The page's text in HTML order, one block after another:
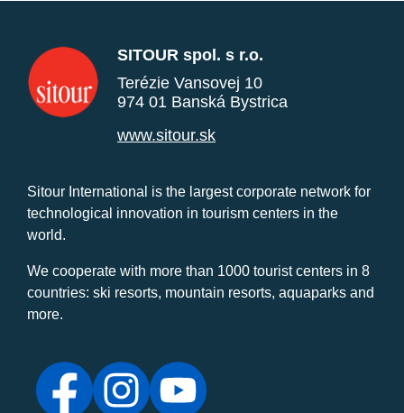
SITOUR spol. s r.o.
Terézie Vansovej 10
974 01 Banská Bystrica
www.sitour.sk
Sitour International is the largest corporate network for
technological innovation in tourism centers in the
world.
We cooperate with more than 1000 tourist centers in 8
countries: ski resorts, mountain resorts, aquaparks and
more.